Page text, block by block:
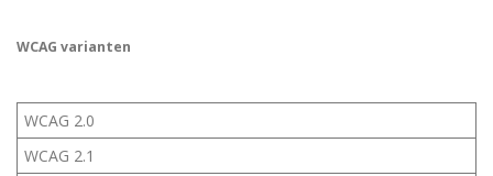
WCAG varianten
WCAG 2.0
WCAG 2.1